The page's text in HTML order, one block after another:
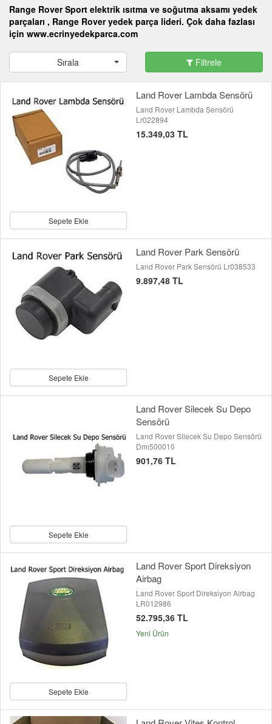
Range Rover Sport elektrik ısıtma ve soğutma aksamı yedek
parçaları , Range Rover yedek parça lideri. Çok daha fazlası
için www.ecrinyedekparca.com
Sırala Filtrele
Sepete Ekle
Land Rover Lambda Sensörü
Land Rover Lambda Sensörü
Lr022894
15.349,03 TL
Sepete Ekle
Land Rover Park Sensörü
Land Rover Park Sensörü Lr038533
9.897,48 TL
Sepete Ekle
Land Rover Silecek Su Depo
Sensörü
Land Rover Silecek Su Depo Sensörü
Dmı500010
901,76 TL
Sepete Ekle
Land Rover Sport Direksiyon
Airbag
Land Rover Sport Direksiyon Airbag
LR012986
52.795,36 TL
Yeni Ürün